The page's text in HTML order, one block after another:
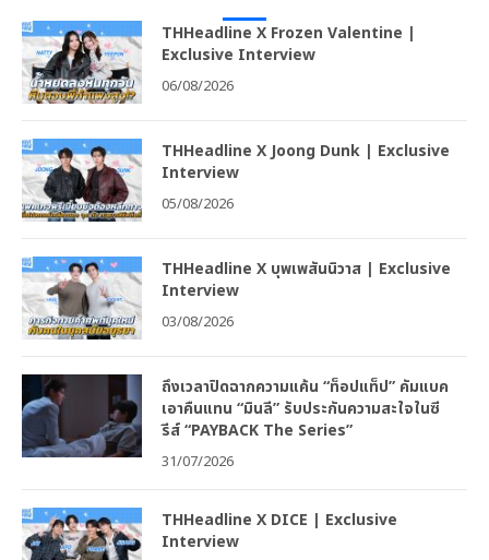
THHeadline X Frozen Valentine |
Exclusive Interview
06/08/2026
THHeadline X Joong Dunk | Exclusive
Interview
05/08/2026
THHeadline X บุพเพสันนิวาส | Exclusive
Interview
03/08/2026
ถึงเวลาปิดฉากความแค้น “ท็อปแท็ป” คัมแบค
เอาคืนแทน “มินลี” รับประกันความสะใจในซี
รีส์ “PAYBACK The Series”
31/07/2026
THHeadline X DICE | Exclusive
Interview